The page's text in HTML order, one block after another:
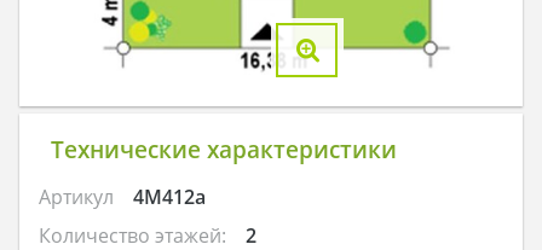
Технические характеристики
Артикул
4M412a
Количество этажей:
2